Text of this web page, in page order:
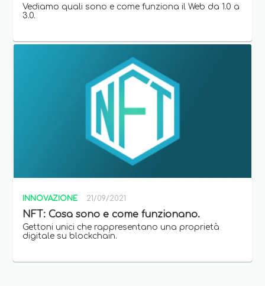
Vediamo quali sono e come funziona il Web da 1.0 a
3.0.
INNOVAZIONE 21/09/2021
NFT: Cosa sono e come funzionano.
Gettoni unici che rappresentano una proprietà
digitale su blockchain.